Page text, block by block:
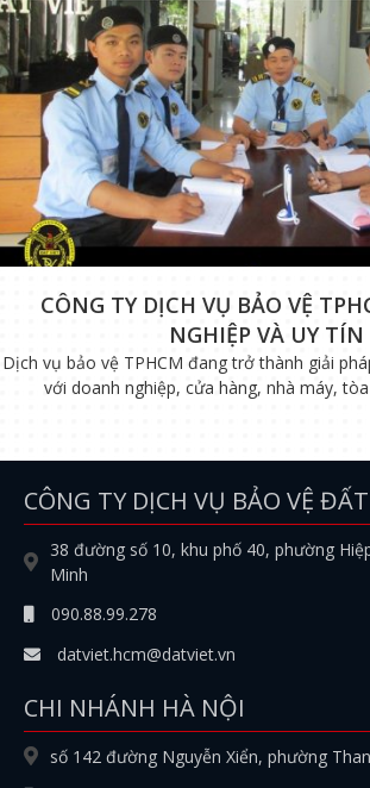
CÔNG TY DỊCH VỤ BẢO VỆ
NGHIỆP VÀ UY TÍN
Dịch vụ bảo vệ TPHCM đang trở thành giải
với doanh nghiệp, cửa hàng, nhà máy,
CÔNG TY DỊCH VỤ BẢO VỆ
38 đường số 10, khu phố 40, phường
Minh
090.88.99.278
datviet.hcm@datviet.vn
CHI NHÁNH HÀ NỘI
số 142 đường Nguyễn Xiển, phường